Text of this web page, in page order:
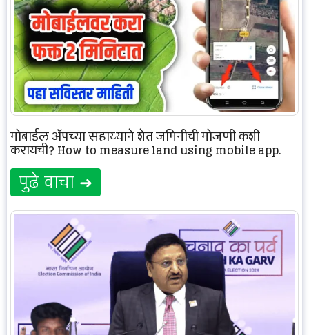
मोबाईल ॲपच्या सहाय्याने शेत जमिनीची मोजणी कशी
करायची? How to measure land using mobile app.
पुढे वाचा ➜